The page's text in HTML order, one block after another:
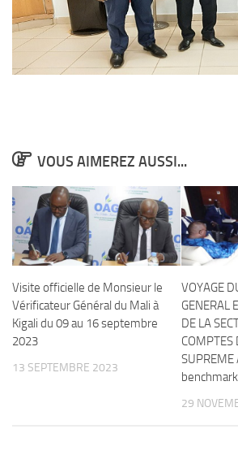
VOUS AIMEREZ AUSSI...
Visite officielle de Monsieur le
Vérificateur Général du Mali à
Kigali du 09 au 16 septembre
2023
13 SEPTEMBRE 2023
VOYAGE
GENERAL
DE LA
COMPTES
SUPREME
29